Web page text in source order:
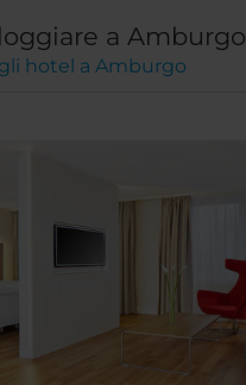
a Amburgo
hotel a Amburgo